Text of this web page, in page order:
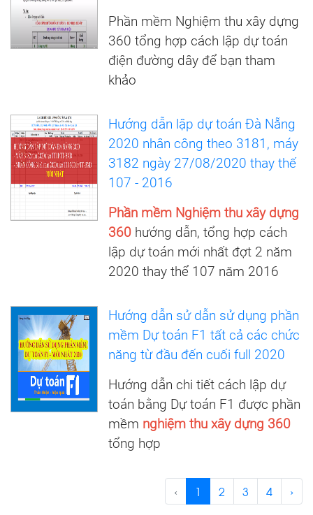
Phần mềm Nghiệm thu xây dựng
360 tổng hợp cách lập dự toán
điện đường dây để bạn tham
khảo
Hướng dẫn lập dự toán Đà Nẵng
2020 nhân công theo 3181, máy
3182 ngày 27/08/2020 thay thế
107 - 2016
Phần mềm Nghiệm thu xây dựng
360 hướng dẫn, tổng hợp cách
lập dự toán mới nhất đợt 2 năm
2020 thay thể 107 năm 2016
Hướng dẫn sử dẫn sử dụng phần
mềm Dự toán F1 tất cả các chức
năng từ đầu đến cuối full 2020
Hướng dẫn chi tiết cách lập dự
toán bằng Dự toán F1 được phần
mềm nghiệm thu xây dựng 360
tổng hợp
‹ 1 2 3 4 ›